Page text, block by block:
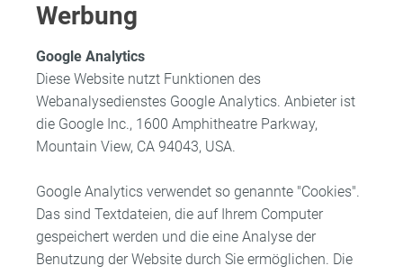
Werbung
Google Analytics
Diese Website nutzt Funktionen des
Webanalysedienstes Google Analytics. Anbieter ist
die Google Inc., 1600 Amphitheatre Parkway,
Mountain View, CA 94043, USA.
Google Analytics verwendet so genannte "Cookies".
Das sind Textdateien, die auf Ihrem Computer
gespeichert werden und die eine Analyse der
Benutzung der Website durch Sie ermöglichen. Die